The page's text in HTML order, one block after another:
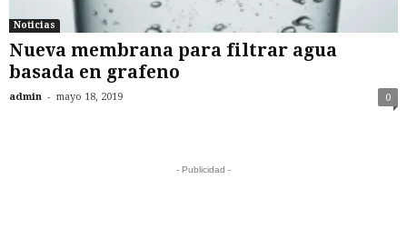
Noticias
Nueva membrana para filtrar agua
basada en grafeno
admin - mayo 18, 2019 0
- Publicidad -